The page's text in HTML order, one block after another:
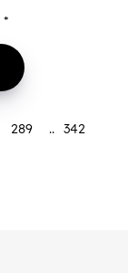
*
289 .. 342